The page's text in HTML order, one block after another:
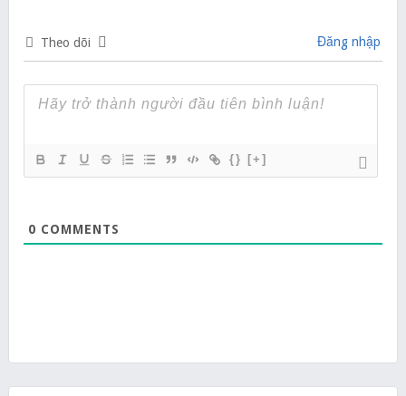
Theo dõi Đăng nhập
{} [+]
0 COMMENTS